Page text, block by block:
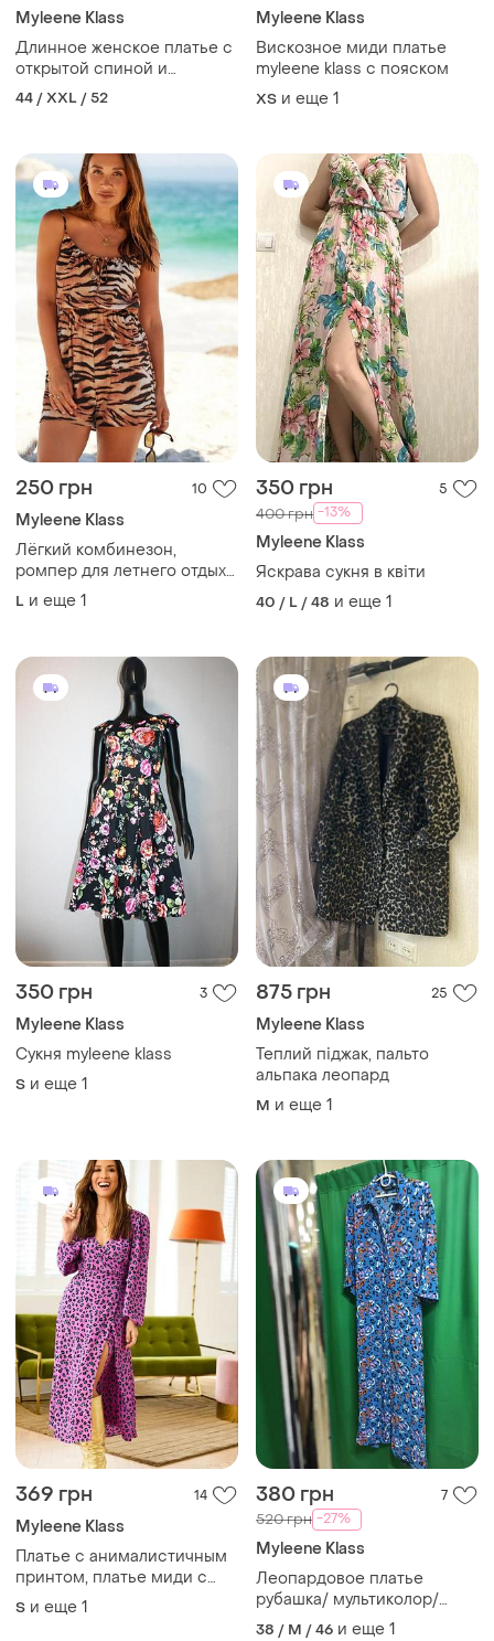
Myleene Klass
Длинное женское платье с
открытой спиной и
уборками
44 / XXL / 52
Myleene Klass
Вискозное миди платье
myleene klass с пояском
ХS и еще 1
250 грн 10
Myleene Klass
Лёгкий комбинезон,
ромпер для летнего отдыха
myleene klass.
L и еще 1
350 грн 5
400 грн -13%
Myleene Klass
Яскрава сукня в квіти
40 / L / 48 и еще 1
350 грн 3
Myleene Klass
Сукня myleene klass
S и еще 1
875 грн 25
Myleene Klass
Теплий піджак, пальто
альпака леопард
M и еще 1
369 грн 14
Myleene Klass
Платье с анималистичным
принтом, платье миди с
запахом myleene klass
S и еще 1
380 грн 7
520 грн -27%
Myleene Klass
Леопардовое платье
рубашка/ мультиколор/
вискоза
38 / M / 46 и еще 1